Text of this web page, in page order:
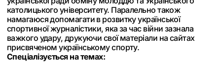
католицького університету. Паралельно також
намагаюся допомагати в розвитку української
спортивної журналістики, яка за час війни зазнала
важкого удару, друкуючи свої матеріали на сайтах
присвяченом українському спорту.
Спеціалізується на темах: